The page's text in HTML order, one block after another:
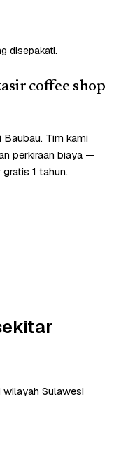
disepakati.
coffee shop
Tim kami
perkiraan biaya —
1 tahun.
wilayah Sulawesi